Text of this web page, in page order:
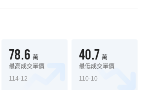
78.6 萬
最高成交單價
114-12
40.7 萬
最低成交單價
110-10